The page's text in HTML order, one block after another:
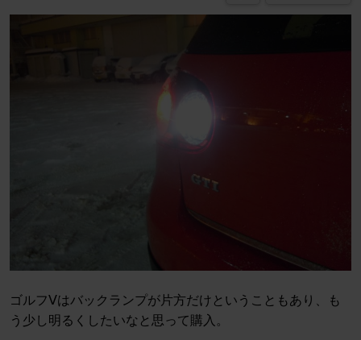
ゴルフⅤはバックランプが片方だけということもあり、も
う少し明るくしたいなと思って購入。